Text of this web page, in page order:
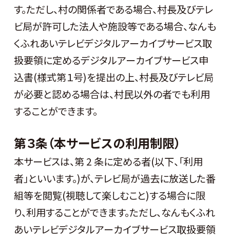
す。ただし、村の関係者である場合、村長及びテレ
ビ局が許可した法人や施設等である場合、なんも
くふれあいテレビデジタルアーカイブサービス取
扱要領に定めるデジタルアーカイブサービス申
込書(様式第１号)を提出の上、村長及びテレビ局
が必要と認める場合は、村民以外の者でも利用
することができます。
第３条（本サービスの利用制限）
本サービスは、第 2 条に定める者(以下、「利用
者」といいます。)が、テレビ局が過去に放送した番
組等を閲覧(視聴して楽しむこと)する場合に限
り、利用することができます。ただし、なんもくふれ
あいテレビデジタルアーカイブサービス取扱要領